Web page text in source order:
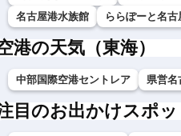
名古屋港水族館
ららぽーと名
港の天気（東海）
中部国際空港セントレア 県営名
目のお出かけスポッ